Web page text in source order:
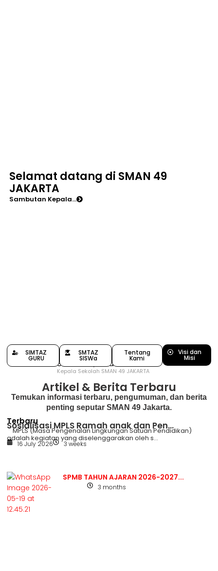
Selamat datang di SMAN 49
JAKARTA
Sambutan Kepala...
Siswanto, S.Pd
Kepala Sekolah SMAN 49 JAKARTA
SIMTAZ
GURU
SMTAZ
SISWa
Tentang
Kami
Visi dan
Misi
Artikel & Berita Terbaru
Temukan informasi terbaru, pengumuman, dan berita
penting seputar SMAN 49 Jakarta.
Terbaru
Sosialisasi MPLS Ramah anak dan Pen...
MPLS (Masa Pengenalan Lingkungan Satuan Pendidikan)
adalah kegiatan yang diselenggarakan oleh s...
16 July 2026 3 weeks
SPMB TAHUN AJARAN 2026-2027...
3 months